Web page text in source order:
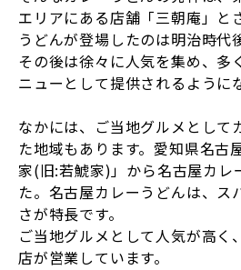
エリアにある店舗「三朝庵」と
うどんが登場したのは明治時代
その後は徐々に人気を集め、多
ニューとして提供されるように
なかには、ご当地グルメとして
た地域もあります。愛知県名古
家(旧:若鯱家)」から名古屋カレ
た。名古屋カレーうどんは、ス
さが特長です。
ご当地グルメとして人気が高く
店が営業しています。